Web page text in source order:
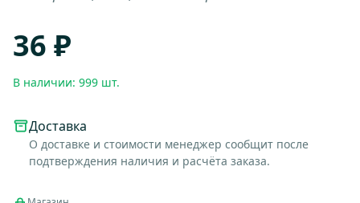
36 ₽
В наличии: 999 шт.
Доставка
О доставке и стоимости менеджер сообщит после
подтверждения наличия и расчёта заказа.